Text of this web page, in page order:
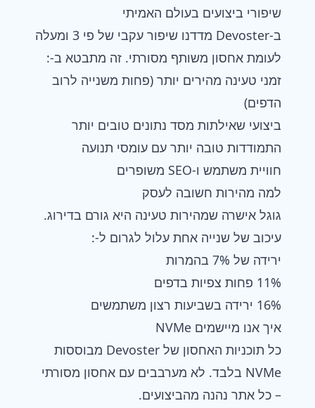
שיפורי ביצועים בעולם האמיתי
ב‑Devoster מדדנו שיפור עקבי של פי 3 ומעלה
לעומת אחסון משותף מסורתי. זה מתבטא ב‑:
זמני טעינה מהירים יותר (פחות משנייה לרוב
הדפים)
ביצועי שאילתות מסד נתונים טובים יותר
התמודדות טובה יותר עם עומסי תנועה
חוויית משתמש ו‑SEO משופרים
למה מהירות חשובה לעסק
גוגל אישרה שמהירות טעינה היא גורם בדירוג.
עיכוב של שנייה אחת עלול לגרום ל‑:
ירידה של 7% בהמרות
11% פחות צפיות בדפים
16% ירידה בשביעות רצון משתמשים
איך אנו מיישמים NVMe
כל תוכניות האחסון של Devoster מבוססות
NVMe בלבד. לא מערבבים עם אחסון מסורתי
– כל אתר נהנה מהביצועים.